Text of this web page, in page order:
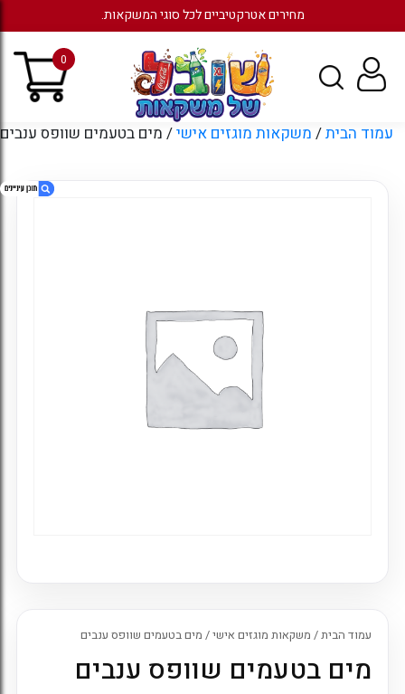
מחירים אטרקטיביים לכל סוגי המשקאות.
0
עמוד הבית/ משקאות מוגזים אישי/ מים בטעמים שוופס ענבים
עמוד הבית/ משקאות מוגזים אישי/ מים בטעמים שוופס ענבים
מים בטעמים שוופס ענבים